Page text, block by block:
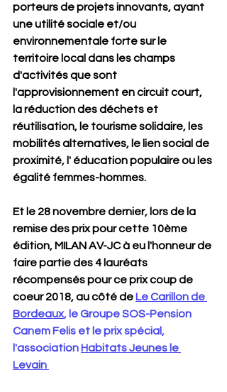
porteurs de projets innovants, ayant
une utilité sociale et/ou
environnementale forte sur le
territoire local dans les champs
d'activités que sont
l'approvisionnement en circuit court,
la réduction des déchets et
réutilisation, le tourisme solidaire, les
mobilités alternatives, le lien social de
proximité, l' éducation populaire ou les
égalité femmes-hommes.
Et le 28 novembre dernier, lors de la
remise des prix pour cette 10ème
édition, MILAN AV-JC à eu l'honneur de
faire partie des 4 lauréats
récompensés pour ce prix coup de
coeur 2018, au côté de Le Carillon de
Bordeaux, le Groupe SOS-Pension
Canem Felis et le prix spécial,
l'association Habitats Jeunes le
Levain ​